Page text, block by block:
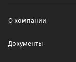
О компании
Документы